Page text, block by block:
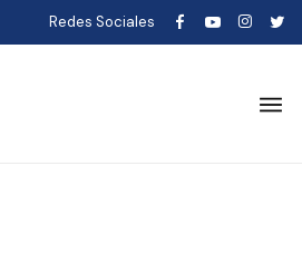
Redes Sociales